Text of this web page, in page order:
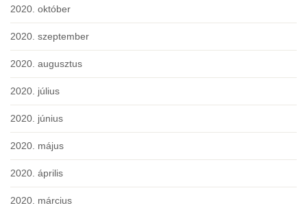
2020. október
2020. szeptember
2020. augusztus
2020. július
2020. június
2020. május
2020. április
2020. március